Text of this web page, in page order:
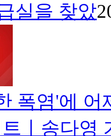
실을 찾았
폭염'에
ㅣ송다영